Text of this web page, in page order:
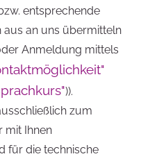
entsprechende
aus an uns übermitteln
Anmeldung mittels
)).
zum
mit Ihnen
für die technische